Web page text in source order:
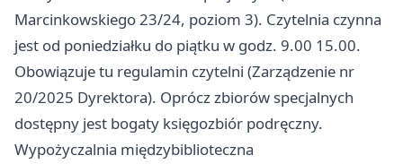
Marcinkowskiego 23/24, poziom 3). Czytelnia czynna
jest od poniedziałku do piątku w godz. 9.00 15.00.
Obowiązuje tu regulamin czytelni (Zarządzenie nr
20/2025 Dyrektora). Oprócz zbiorów specjalnych
dostępny jest bogaty księgozbiór podręczny.
Wypożyczalnia międzybiblioteczna